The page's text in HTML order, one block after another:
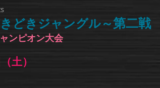
どきジャングル～第二戦
ンピオン大会
土）